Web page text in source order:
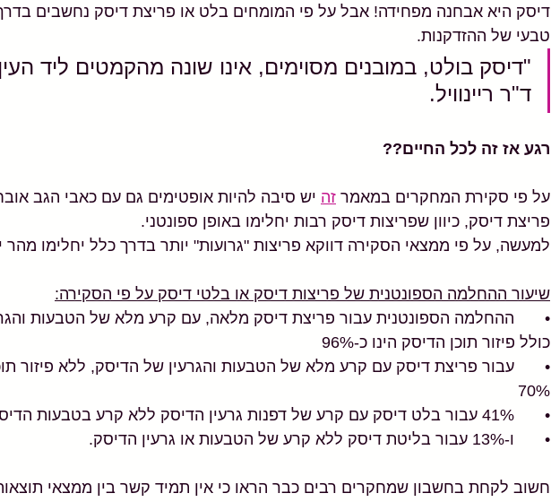
דיסק היא אבחנה מפחידה! אבל על פי המומחים בלט או פריצת דיסק נחשבים
טבעי של ההזדקנות.
"דיסק בולט, במובנים מסוימים, אינו שונה מהקמטים ליד
ד"ר ריינוויל.
רגע אז זה לכל החיים??
על פי סקירת המחקרים במאמר זה יש סיבה להיות אופטימים גם עם כאבי הגב
פריצת דיסק, כיוון שפריצות דיסק רבות יחלימו באופן ספונטני.
למעשה, על פי ממצאי הסקירה דווקא פריצות "גרועות" יותר בדרך כלל יחלימו מהר
שיעור ההחלמה הספונטנית של פריצות דיסק או בלטי דיסק על פי הסקירה:
•	ההחלמה הספונטנית עבור פריצת דיסק מלאה, עם קרע מלא של הטבעות
כולל פיזור תוכן הדיסק הינו כ-96%
•	עבור פריצת דיסק עם קרע מלא של הטבעות והגרעין של הדיסק, ללא פיזור
70%
•	41% עבור בלט דיסק עם קרע של דפנות גרעין הדיסק ללא קרע בטבעות הדיסק
•	ו-13% עבור בליטת דיסק ללא קרע של הטבעות או גרעין הדיסק.
חשוב לקחת בחשבון שמחקרים רבים כבר הראו כי אין תמיד קשר בין ממצאי